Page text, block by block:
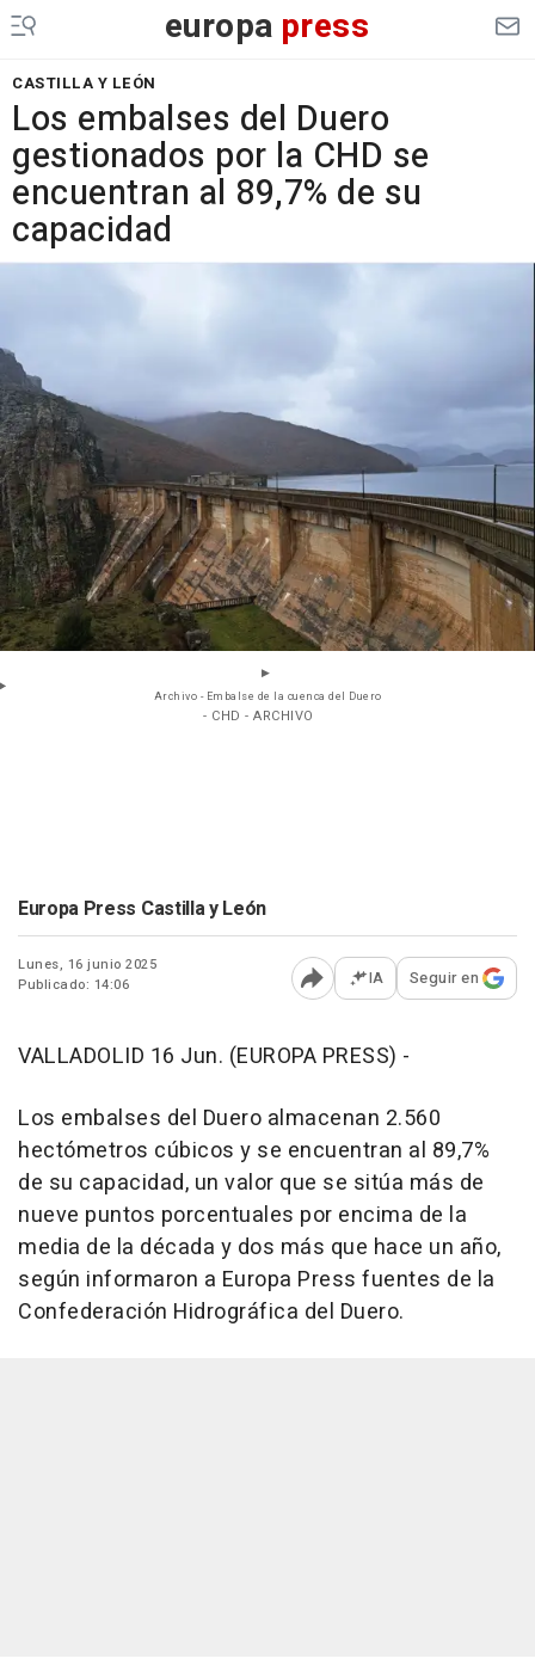
europa press
CASTILLA Y LEÓN
Los embalses del Duero
gestionados por la CHD se
encuentran al 89,7% de su
capacidad
Archivo - Embalse de la cuenca del Duero
- CHD - ARCHIVO
Europa Press Castilla y León
Lunes, 16 junio 2025
Publicado: 14:06
Abrir opciones para
IA Seguir en
VALLADOLID 16 Jun. (EUROPA PRESS) -
Los embalses del Duero almacenan 2.560
hectómetros cúbicos y se encuentran al 89,7%
de su capacidad, un valor que se sitúa más de
nueve puntos porcentuales por encima de la
media de la década y dos más que hace un año,
según informaron a Europa Press fuentes de la
Confederación Hidrográfica del Duero.